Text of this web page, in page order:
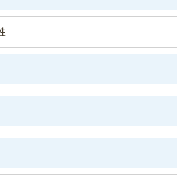
す。
続きにつきましては、お電話でお問